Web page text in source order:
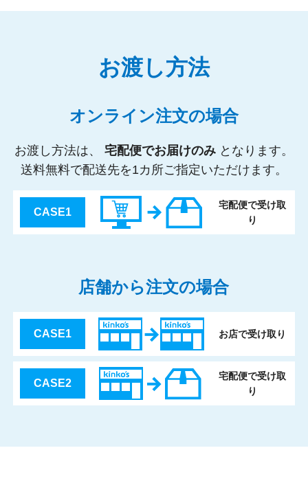
お渡し方法
オンライン注文の場合
お渡し方法は、 宅配便でお届けのみとなります。
送料無料で配送先を1カ所ご指定いただけます。
CASE1
宅配便で受け取
り
店舗から注文の場合
CASE1 お店で受け取り
CASE2
宅配便で受け取
り